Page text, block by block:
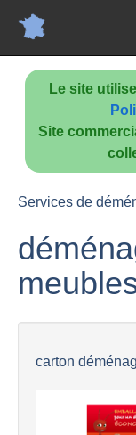
Le site
Site
Services de
carton